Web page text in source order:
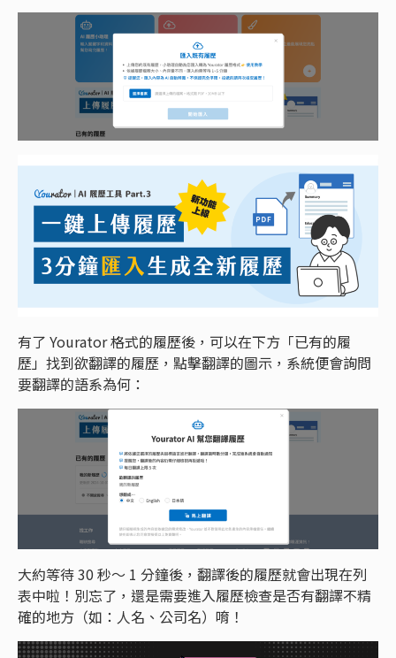
有了 Yourator 格式的履歷後，可以在下方「已有的履
歷」找到欲翻譯的履歷，點擊翻譯的圖示，系統便會詢問
要翻譯的語系為何：
大約等待 30 秒～ 1 分鐘後，翻譯後的履歷就會出現在列
表中啦！別忘了，還是需要進入履歷檢查是否有翻譯不精
確的地方（如：人名、公司名）唷！